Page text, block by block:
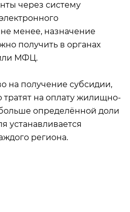
через систему
менее, назначение
получить в органах
МФЦ.
на получение субсидии,
на оплату жилищно-
определённой доли
устанавливается
региона.